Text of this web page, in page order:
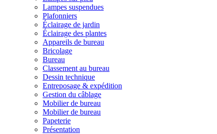
Lampes suspendues
Plafonniers
Éclairage de jardin
Éclairage des plantes
Appareils de bureau
Bricolage
Bureau
Classement au bureau
Dessin technique
Entreposage & expédition
Gestion du câblage
Mobilier de bureau
Mobilier de bureau
Papeterie
Présentation